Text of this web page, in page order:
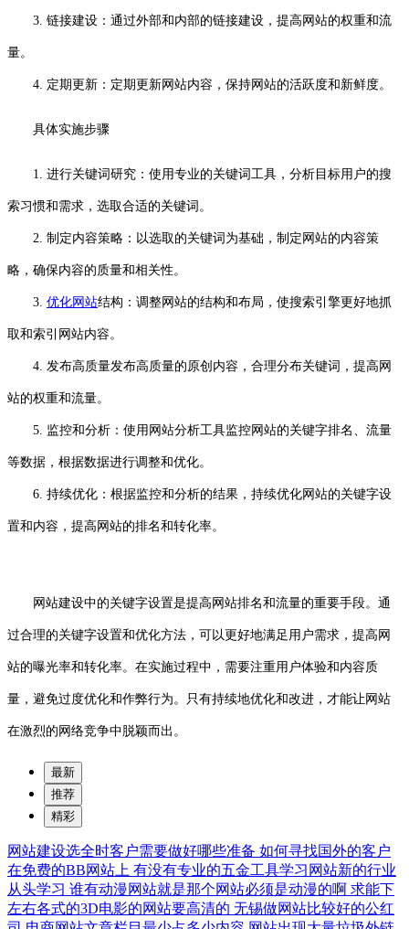
3. 链接建设：通过外部和内部的链接建设，提高网站的权重和流
量。
4. 定期更新：定期更新网站内容，保持网站的活跃度和新鲜度。
具体实施步骤
1. 进行关键词研究：使用专业的关键词工具，分析目标用户的搜
索习惯和需求，选取合适的关键词。
2. 制定内容策略：以选取的关键词为基础，制定网站的内容策
略，确保内容的质量和相关性。
3. 优化网站结构：调整网站的结构和布局，使搜索引擎更好地抓
取和索引网站内容。
4. 发布高质量发布高质量的原创内容，合理分布关键词，提高网
站的权重和流量。
5. 监控和分析：使用网站分析工具监控网站的关键字排名、流量
等数据，根据数据进行调整和优化。
6. 持续优化：根据监控和分析的结果，持续优化网站的关键字设
置和内容，提高网站的排名和转化率。
网站建设中的关键字设置是提高网站排名和流量的重要手段。通
过合理的关键字设置和优化方法，可以更好地满足用户需求，提高网
站的曝光率和转化率。在实施过程中，需要注重用户体验和内容质
量，避免过度优化和作弊行为。只有持续地优化和改进，才能让网站
在激烈的网络竞争中脱颖而出。
最新
推荐
精彩
网站建设选全时客户需要做好哪些准备 如何寻找国外的客户
在免费的BB网站上 有没有专业的五金工具学习网站新的行业
从头学习 谁有动漫网站就是那个网站必须是动漫的啊 求能下
左右各式的3D电影的网站要高清的 无锡做网站比较好的公红